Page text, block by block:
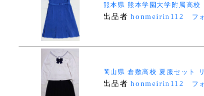
熊本県 熊本学園大学附属
出品者 honmeirin112 フ
岡山県 倉敷高校 夏服セット
出品者 honmeirin112 フ